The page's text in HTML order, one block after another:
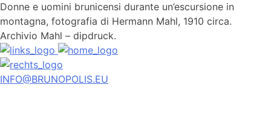
Donne e uomini brunicensi durante un’escursione in
montagna, fotografia di Hermann Mahl, 1910 circa.
Archivio Mahl – dipdruck.
INFO@BRUNOPOLIS.EU